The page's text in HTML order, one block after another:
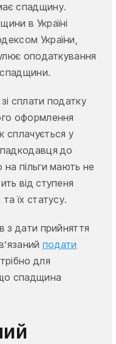
спадщину.
в Україні
України,
оподаткування
спадщини.
сплати податку
оформлення
сплачується у
до
пільги мають не
від ступеня
їх статусу.
з дати прийняття
подати
для
спадщина